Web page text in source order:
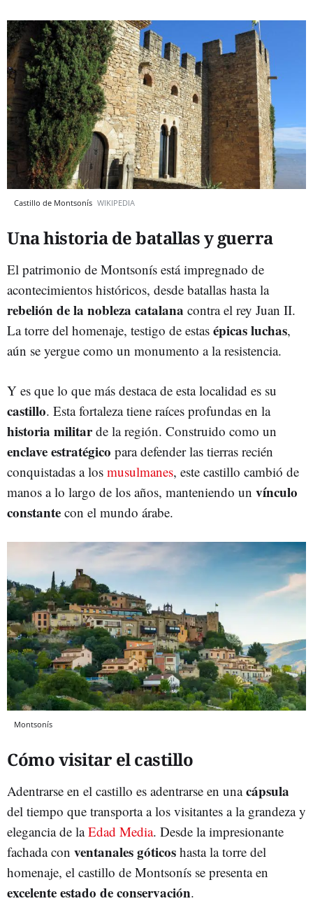
Castillo de Montsonís WIKIPEDIA
Una historia de batallas y guerra
El patrimonio de Montsonís está impregnado de
acontecimientos históricos, desde batallas hasta la
rebelión de la nobleza catalana contra el rey Juan II.
La torre del homenaje, testigo de estas épicas luchas,
aún se yergue como un monumento a la resistencia.
Y es que lo que más destaca de esta localidad es su
castillo. Esta fortaleza tiene raíces profundas en la
historia militarde la región. Construido como un
enclave estratégico para defender las tierras recién
conquistadas a los musulmanes, este castillo cambió de
manos a lo largo de los años, manteniendo un vínculo
constante con el mundo árabe.
Montsonís
Cómo visitar el castillo
Adentrarse en el castillo es adentrarse en unacápsula
del tiempo que transporta a los visitantes a la grandeza y
elegancia de laEdad Media. Desde la impresionante
fachada con ventanales góticos hasta la torre del
homenaje, el castillo de Montsonís se presenta en
excelente estado de conservación.